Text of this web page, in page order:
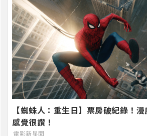
【蜘蛛人：重生日】票房破紀錄！
感覺很讚！
電影新星聞